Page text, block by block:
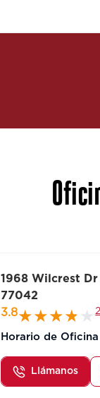
1968 Wilcrest Dr
77042
3.8
Horario de Oficina
Llámanos